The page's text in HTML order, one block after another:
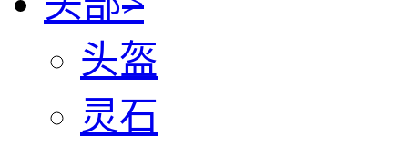
头盔
灵石